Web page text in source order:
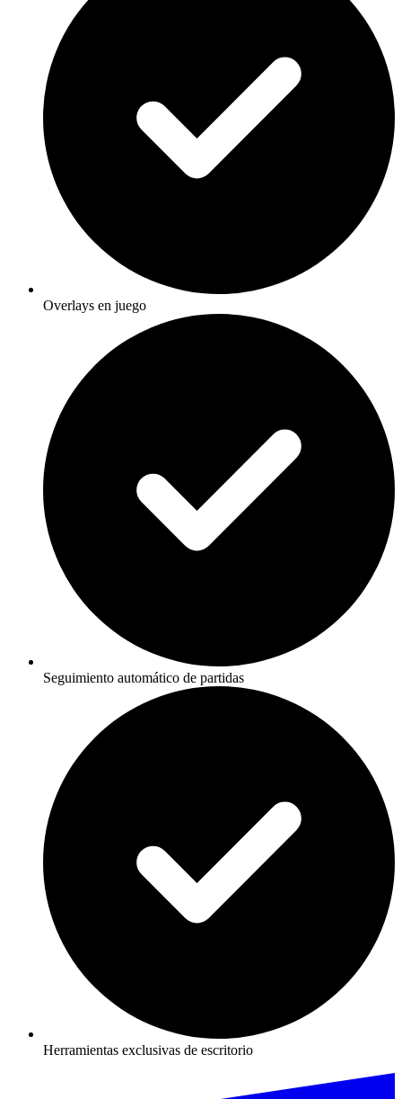
Overlays en juego
Seguimiento automático de partidas
Herramientas exclusivas de escritorio